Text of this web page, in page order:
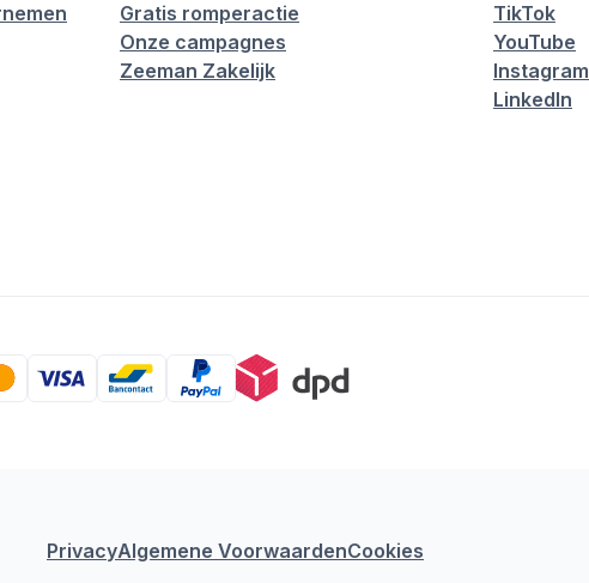
Gratis romperactie
Onze campagnes
Zeeman Zakelijk
TikTok
YouTube
Instagram
LinkedIn
PrivacyAlgemene VoorwaardenCookies